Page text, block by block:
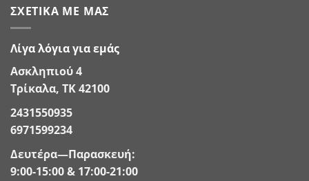
ΣΧΕΤΙΚΆ ΜΕ ΜΑΣ
Λίγα λόγια για εμάς
Ασκληπιού 4
Τρίκαλα, ΤΚ 42100
2431550935
6971599234
Δευτέρα—Παρασκευή:
9:00-15:00 & 17:00-21:00